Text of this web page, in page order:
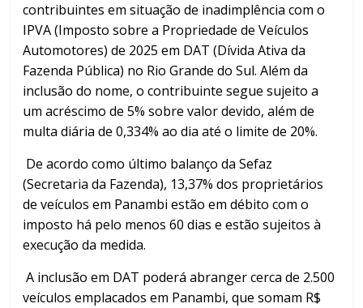
contribuintes em situação de inadimplência com o
IPVA (Imposto sobre a Propriedade de Veículos
Automotores) de 2025 em DAT (Dívida Ativa da
Fazenda Pública) no Rio Grande do Sul. Além da
inclusão do nome, o contribuinte segue sujeito a
um acréscimo de 5% sobre valor devido, além de
multa diária de 0,334% ao dia até o limite de 20%.
De acordo como último balanço da Sefaz
(Secretaria da Fazenda), 13,37% dos proprietários
de veículos em Panambi estão em débito com o
imposto há pelo menos 60 dias e estão sujeitos à
execução da medida.
A inclusão em DAT poderá abranger cerca de 2.500
veículos emplacados em Panambi, que somam R$